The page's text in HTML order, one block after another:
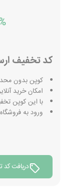
کد تخفیف
کوپن بدون
امکان خرید
با این کوپن
ورود به
دریافت کد